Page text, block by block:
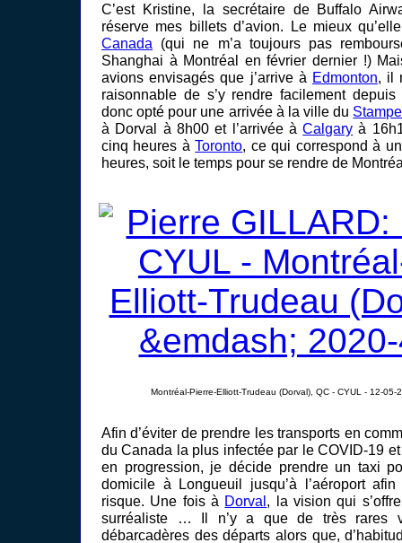
C’est Kristine, la secrétaire de Buffalo
réserve mes billets d’avion. Le mieux
Canada (qui ne m’a toujours pas
Shanghai à Montréal en février dernier !)
avions envisagés que j’arrive à Edmonton, il
raisonnable de s’y rendre facilement
donc opté pour une arrivée à la ville du
à Dorval à 8h00 et l’arrivée àCalgary à
cinq heures àToronto, ce qui correspond à
heures, soit le temps pour se rendre de
Montréal-Pierre-Elliott-Trudeau (Dorval), QC - CYUL - 12-05-
Afin d’éviter de prendre les transports en
du Canada la plus infectée par le COVID-19
en progression, je décide prendre un taxi
domicile à Longueuil jusqu’à l’aéroport
risque. Une fois à Dorval , la vision qui
surréaliste … Il n’y a que de très rares
débarcadères des départs alors que,